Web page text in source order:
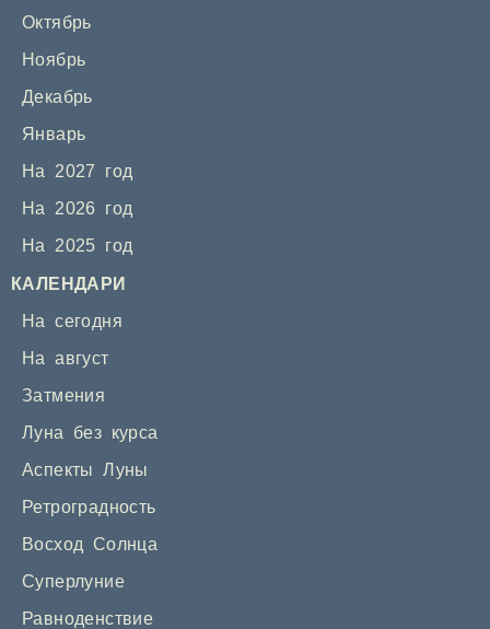
Октябрь
Ноябрь
Декабрь
Январь
На 2027 год
На 2026 год
На 2025 год
КАЛЕНДАРИ
На сегодня
На август
Затмения
Луна без курса
Аспекты Луны
Ретроградность
Восход Солнца
Суперлуние
Равноденствие